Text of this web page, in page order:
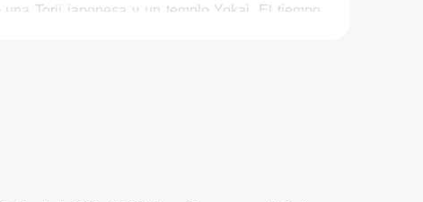
Torii japonesa y un templo Yokai. El tiempo
permanecer más tiempo.